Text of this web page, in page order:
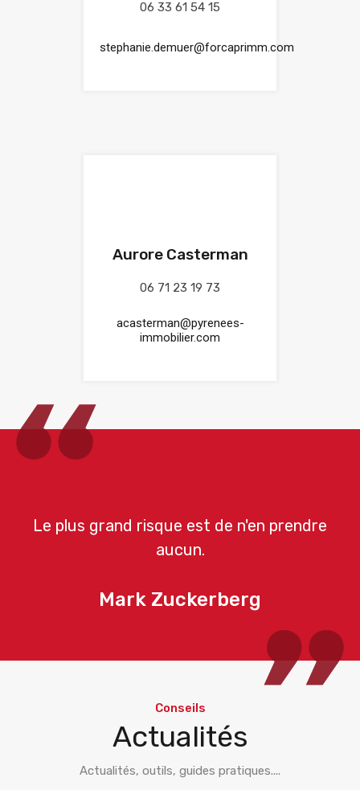
06 33 61 54 15
stephanie.demuer@forcaprimm.com
Aurore Casterman
06 71 23 19 73
acasterman@pyrenees-
immobilier.com
Le plus grand risque est de n'en prendre
aucun.
Mark Zuckerberg
Conseils
Actualités
Actualités, outils, guides pratiques....